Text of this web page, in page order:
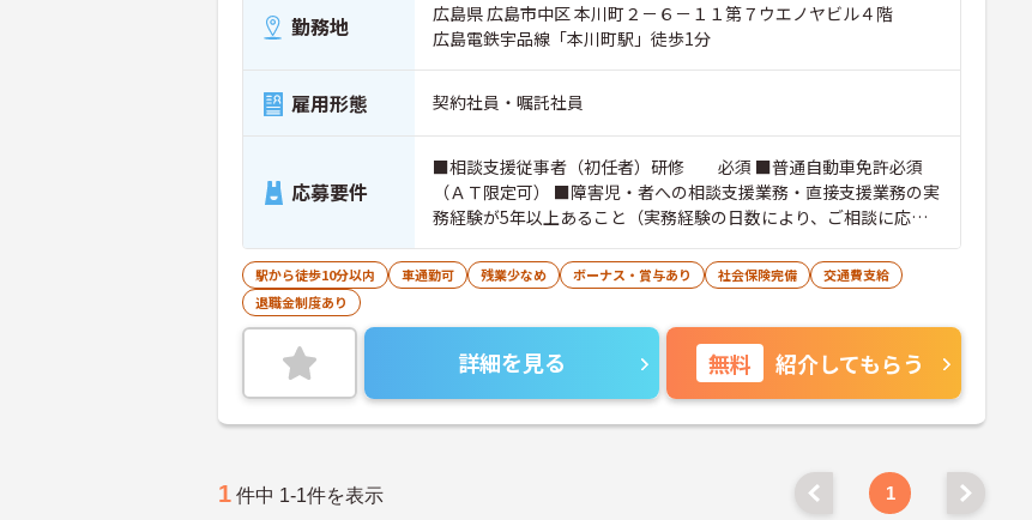
勤務地
広島県 広島市中区 本川町２－６－１１第７ウエノヤビル４階
広島電鉄宇品線「本川町駅」徒歩1分
雇用形態 契約社員・嘱託社員
応募要件
■相談支援従事者（初任者）研修 必須 ■普通自動車免許必須
（ＡＴ限定可） ■障害児・者への相談支援業務・直接支援業務の実
務経験が5年以上あること（実務経験の日数により、ご相談に応じ
ます）
駅から徒歩10分以内 車通勤可 残業少なめ ボーナス・賞与あり 社会保険完備
交通費支給
退職金制度あり
詳細を見る 無料 紹介してもらう
1 件中 1-1件を表示 1